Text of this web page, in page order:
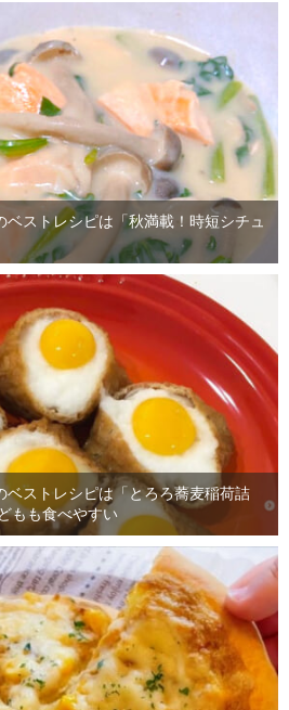
ストレシピは「秋満載！時短シチュ
ベストレシピは「とろろ蕎麦稲荷詰
もも食べやすい